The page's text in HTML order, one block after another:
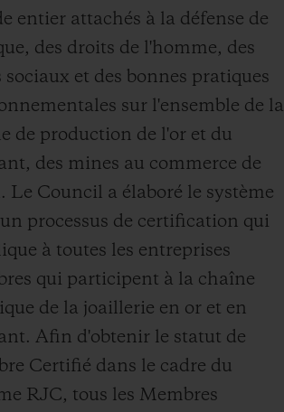
entier attachés à la défense de
des droits de l'homme, des
sociaux et des bonnes pratiques
sur l'ensemble de la
de production de l'or et du
des mines au commerce de
Le Council a élaboré le système
processus de certification qui
à toutes les entreprises
qui participent à la chaîne
de la joaillerie en or et en
Afin d'obtenir le statut de
Certifié dans le cadre du
RJC, tous les Membres